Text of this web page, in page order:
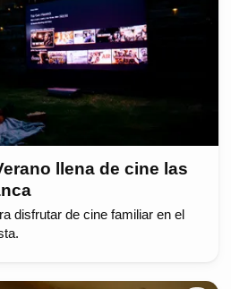
llena de cine las
disfrutar de cine familiar en el